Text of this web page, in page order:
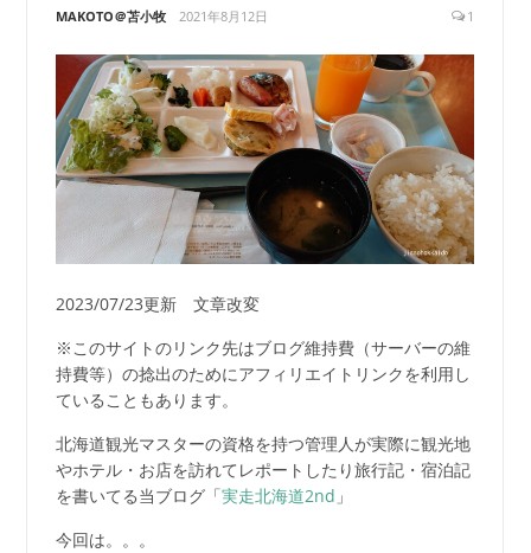
MAKOTO＠苫小牧 2021年8月12日 1
2023/07/23更新 文章改変
※このサイトのリンク先はブログ維持費（サーバーの維
持費等）の捻出のためにアフィリエイトリンクを利用し
ていることもあります。
北海道観光マスターの資格を持つ管理人が実際に観光地
やホテル・お店を訪れてレポートしたり旅行記・宿泊記
を書いてる当ブログ「実走北海道2nd 」
今回は。。。